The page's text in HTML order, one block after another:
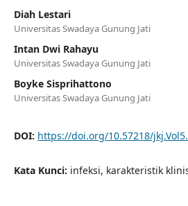
Diah Lestari
Universitas Swadaya Gunung Jati
Intan Dwi Rahayu
Universitas Swadaya Gunung Jati
Boyke Sisprihattono
Universitas Swadaya Gunung Jati
DOI: https://doi.org/10.57218/
Kata Kunci: infeksi, karakteristik